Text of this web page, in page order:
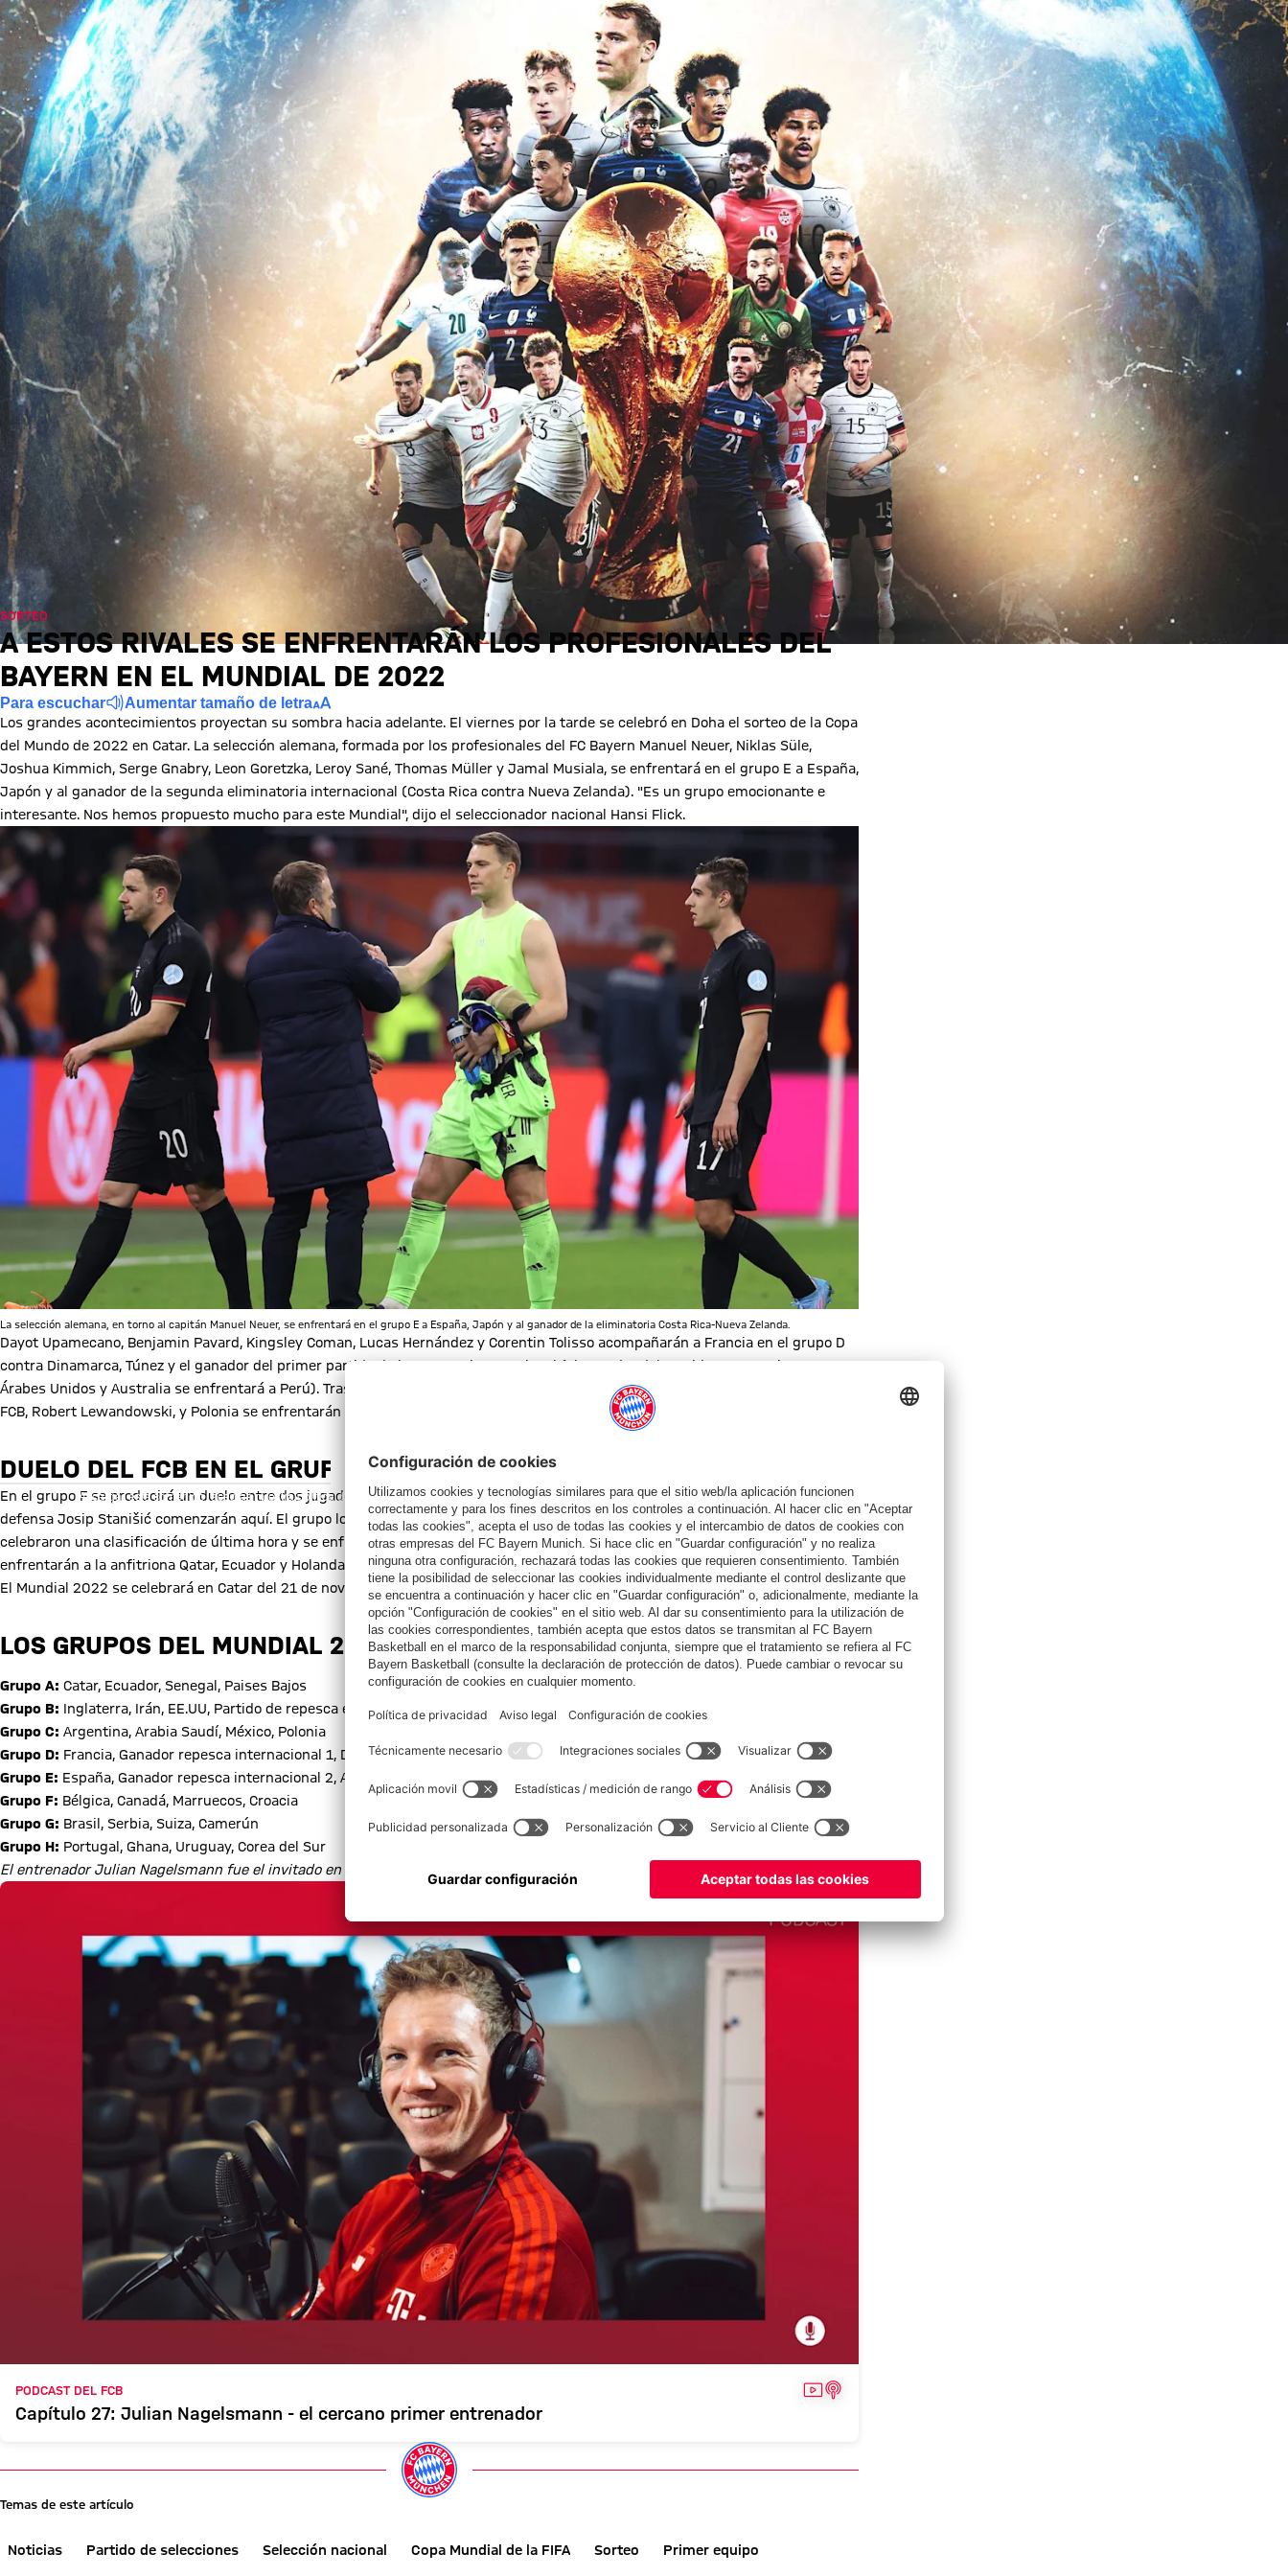
SORTEO
A ESTOS RIVALES SE ENFRENTARÁN LOS PROFESIONALES DEL
BAYERN EN EL MUNDIAL DE 2022
Para escuchar Aumentar tamaño de letra
Los grandes acontecimientos proyectan su sombra hacia adelante. El viernes por la tarde se celebró en Doha el sorteo de la Copa
del Mundo de 2022 en Catar. La selección alemana, formada por los profesionales del FC Bayern Manuel Neuer, Niklas Süle,
Joshua Kimmich, Serge Gnabry, Leon Goretzka, Leroy Sané, Thomas Müller y Jamal Musiala, se enfrentará en el grupo E a España,
Japón y al ganador de la segunda eliminatoria internacional (Costa Rica contra Nueva Zelanda). "Es un grupo emocionante e
interesante. Nos hemos propuesto mucho para este Mundial", dijo el seleccionador nacional Hansi Flick.
La selección alemana, en torno al capitán Manuel Neuer, se enfrentará en el grupo E a España, Japón y al ganador de la eliminatoria Costa Rica-Nueva Zelanda.
Dayot Upamecano, Benjamin Pavard, Kingsley Coman, Lucas Hernández y Corentin Tolisso acompañarán a Francia en el grupo D
contra Dinamarca, Túnez y el ganador del primer partido de la repesca internacional (el ganador del partido entre Emiratos
Árabes Unidos y Australia se enfrentará a Perú). Tras la aclamada clasificación a través de la repesca, el máximo goleador del
FCB, Robert Lewandowski, y Polonia se enfrentarán a Argentina, Arabia Saudí y México en el grupo C.
DUELO DEL FCB EN EL GRUPO FMostrar contenido de X
Al cargar este contenido, aceptas nuestra política de cookies para almacenar tus datos. Ten en cuenta que al cargar este contenido, tus
datos serán compartidos con el proveedor de esta red social.
En el grupo F se producirá un duelo entre dos jugadores del Bayern. Alphonso Davies con Canadá y la selección croata en torno al
defensa Josip Stanišić comenzarán aquí. El grupo lo completan Bélgica y Marruecos. Eric Maxim Choupo-Moting y Camerún
celebraron una clasificación de última hora y se enfrentarán a Brasil, Serbia y Suiza en el grupo G. Bouna Sarr y Senegal se
enfrentarán a la anfitriona Qatar, Ecuador y Holanda en el grupo A.
El Mundial 2022 se celebrará en Catar del 21 de noviembre al 18 de diciembre de 2022.
LOS GRUPOS DEL MUNDIAL 2022:
Grupo A: Catar, Ecuador, Senegal, Paises Bajos
Grupo B: Inglaterra, Irán, EE.UU, Partido de repesca europea
Grupo C: Argentina, Arabia Saudí, México, Polonia
Grupo D: Francia, Ganador repesca internacional 1, Dinamarca, Túnez
Grupo E: España, Ganador repesca internacional 2, Alemania, Japón
Grupo F: Bélgica, Canadá, Marruecos, Croacia
Grupo G: Brasil, Serbia, Suiza, Camerún
Grupo H: Portugal, Ghana, Uruguay, Corea del Sur
El entrenador Julian Nagelsmann fue el invitado en el último episodio del Podcast del FC Bayern:
PODCAST DEL FCB VÍDEOPODCAST
Capítulo 27: Julian Nagelsmann - el cercano primer entrenador
Temas de este artículo
Noticias Partido de selecciones Selección nacional Copa Mundial de la FIFA Sorteo Primer equipo